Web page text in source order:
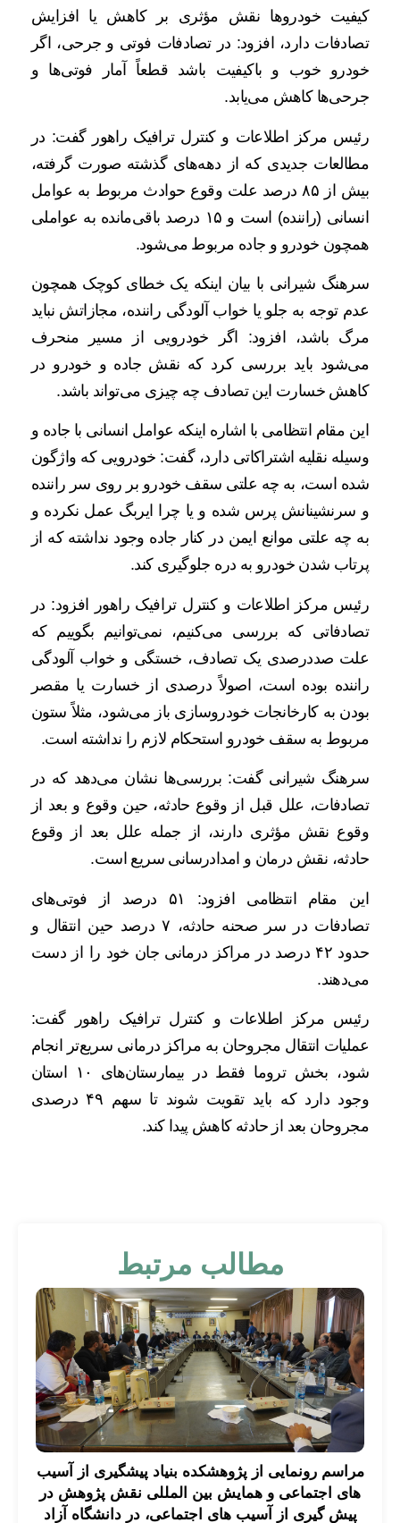
کیفیت خودروها نقش مؤثری بر کاهش یا افزایش
تصادفات دارد، افزود: در تصادفات فوتی و جرحی، اگر
خودرو خوب و باکیفیت باشد قطعاً آمار فوتی‌ها و
جرحی‌ها کاهش می‌یابد.
رئیس مرکز اطلاعات و کنترل ترافیک راهور گفت: در
مطالعات جدیدی که از دهه‌های گذشته صورت گرفته،
بیش از ۸۵ درصد علت وقوع حوادث مربوط به عوامل
انسانی (راننده) است و ۱۵ درصد باقی‌مانده به عواملی
همچون خودرو و جاده مربوط می‌شود.
سرهنگ شیرانی با بیان اینکه یک خطای کوچک همچون
عدم توجه به جلو یا خواب آلودگی راننده، مجازاتش نباید
مرگ باشد، افزود: اگر خودرویی از مسیر منحرف
می‌شود باید بررسی کرد که نقش جاده و خودرو در
کاهش خسارت این تصادف چه چیزی می‌تواند باشد.
این مقام انتظامی با اشاره اینکه عوامل انسانی با جاده و
وسیله نقلیه اشتراکاتی دارد، گفت: خودرویی که واژگون
شده است، به چه علتی سقف خودرو بر روی سر راننده
و سرنشینانش پرس شده و یا چرا ایربگ عمل نکرده و
به چه علتی موانع ایمن در کنار جاده وجود نداشته که از
پرتاب شدن خودرو به دره جلوگیری کند.
رئیس مرکز اطلاعات و کنترل ترافیک راهور افزود: در
تصادفاتی که بررسی می‌کنیم، نمی‌توانیم بگوییم که
علت صددرصدی یک تصادف، خستگی و خواب آلودگی
راننده بوده است، اصولاً درصدی از خسارت یا مقصر
بودن به کارخانجات خودروسازی باز می‌شود، مثلاً ستون
مربوط به سقف خودرو استحکام لازم را نداشته است.
سرهنگ شیرانی گفت: بررسی‌ها نشان می‌دهد که در
تصادفات، علل قبل از وقوع حادثه، حین وقوع و بعد از
وقوع نقش مؤثری دارند، از جمله علل بعد از وقوع
حادثه، نقش درمان و امدادرسانی سریع است.
این مقام انتظامی افزود: ۵۱ درصد از فوتی‌های
تصادفات در سر صحنه حادثه، ۷ درصد حین انتقال و
حدود ۴۲ درصد در مراکز درمانی جان خود را از دست
می‌دهند.
رئیس مرکز اطلاعات و کنترل ترافیک راهور گفت:
عملیات انتقال مجروحان به مراکز درمانی سریع‌تر انجام
شود، بخش تروما فقط در بیمارستان‌های ۱۰ استان
وجود دارد که باید تقویت شوند تا سهم ۴۹ درصدی
مجروحان بعد از حادثه کاهش پیدا کند.
مطالب مرتبط
مراسم رونمایی از پژوهشکده بنیاد پیشگیری از آسیب
های اجتماعی و همایش بین المللی نقش پژوهش در
پیش گیری از آسیب های اجتماعی، در دانشگاه آزاد